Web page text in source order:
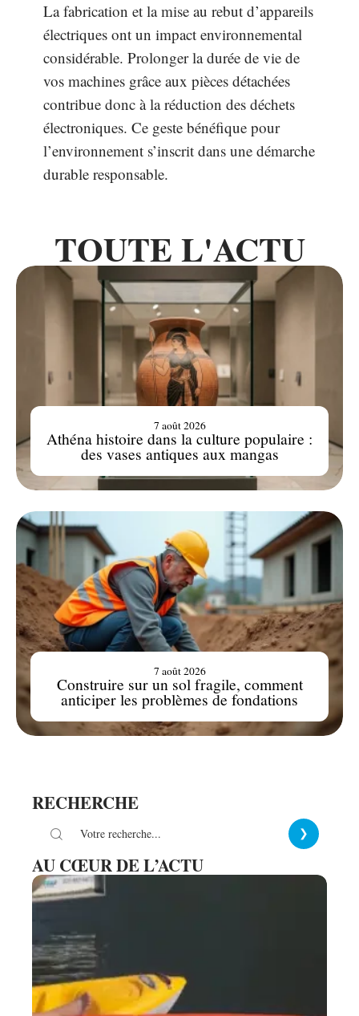
La fabrication et la mise au rebut d’appareils
électriques ont un impact environnemental
considérable. Prolonger la durée de vie de
vos machines grâce aux pièces détachées
contribue donc à la réduction des déchets
électroniques. Ce geste bénéfique pour
l’environnement s’inscrit dans une démarche
durable responsable.
TOUTE L'ACTU
Athéna histoire dans la culture populaire :
des vases antiques aux mangas
7 août 2026
Construire sur un sol fragile, comment
anticiper les problèmes de fondations
7 août 2026
RECHERCHE
AU CŒUR DE L’ACTU